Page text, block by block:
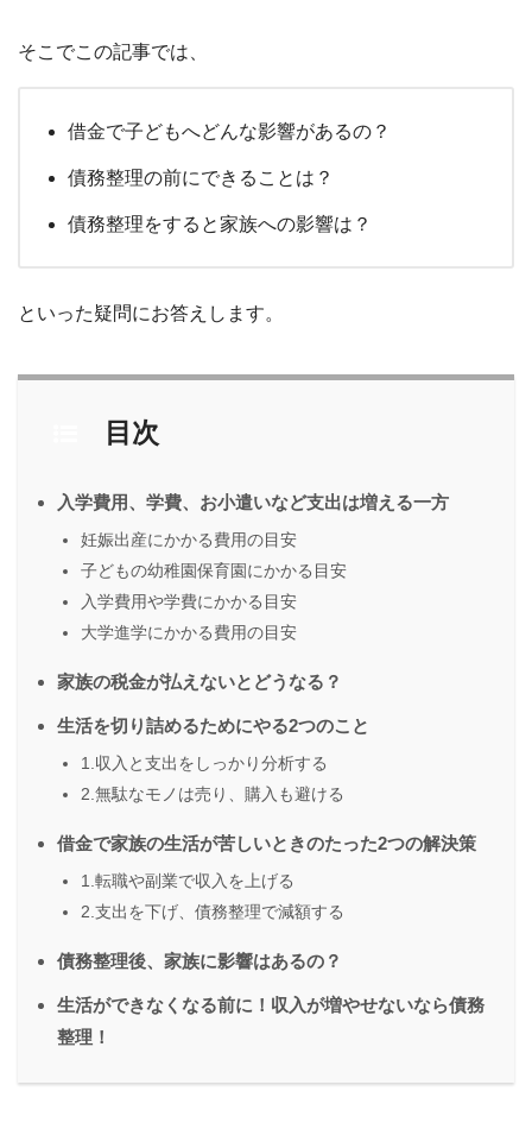
そこでこの記事では、
借金で子どもへどんな影響があるの？
債務整理の前にできることは？
債務整理をすると家族への影響は？
といった疑問にお答えします。
目次
入学費用、学費、お小遣いなど支出は増える一方
妊娠出産にかかる費用の目安
子どもの幼稚園保育園にかかる目安
入学費用や学費にかかる目安
大学進学にかかる費用の目安
家族の税金が払えないとどうなる？
生活を切り詰めるためにやる2つのこと
1.収入と支出をしっかり分析する
2.無駄なモノは売り、購入も避ける
借金で家族の生活が苦しいときのたった2つの解決策
1.転職や副業で収入を上げる
2.支出を下げ、債務整理で減額する
債務整理後、家族に影響はあるの？
生活ができなくなる前に！収入が増やせないなら債務
整理！